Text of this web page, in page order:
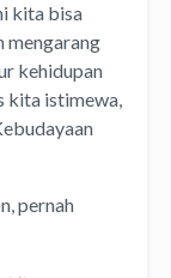
kita bisa
mengarang
kehidupan
kita istimewa,
pernah